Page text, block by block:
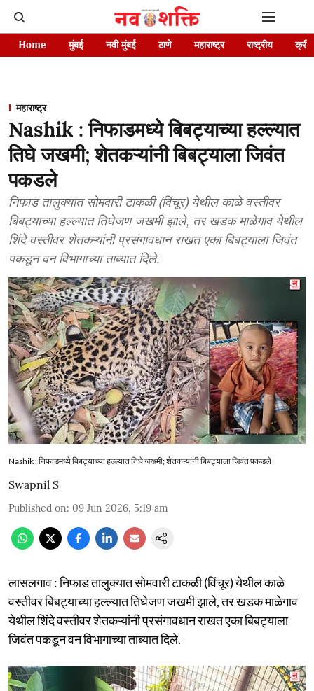
Home मुंबई नवी मुंबई ठाणे महाराष्ट्र राष्ट्रीय
महाराष्ट्र
Nashik : निफाडमध्ये बिबट्याच्या हल्ल्यात
तिघे जखमी; शेतकऱ्यांनी बिबट्याला जिवंत
पकडले
निफाड तालुक्यात सोमवारी टाकळी (विंचूर) येथील काळे वस्तीवर
बिबट्याच्या हल्ल्यात तिघेजण जखमी झाले, तर खडक माळेगाव येथील
शिंदे वस्तीवर शेतकऱ्यांनी प्रसंगावधान राखत एका बिबट्याला जिवंत
पकडून वन विभागाच्या ताब्यात दिले.
Nashik : निफाडमध्ये बिबट्याच्या हल्ल्यात तिघे जखमी; शेतकऱ्यांनी बिबट्याला जिवंत पकडले
Swapnil S
Published on: 09 Jun 2026, 5:19 am
लासलगाव : निफाड तालुक्यात सोमवारी टाकळी (विंचूर) येथील काळे
वस्तीवर बिबट्याच्या हल्ल्यात तिघेजण जखमी झाले, तर खडक माळेगाव
येथील शिंदे वस्तीवर शेतकऱ्यांनी प्रसंगावधान राखत एका बिबट्याला
जिवंत पकडून वन विभागाच्या ताब्यात दिले.